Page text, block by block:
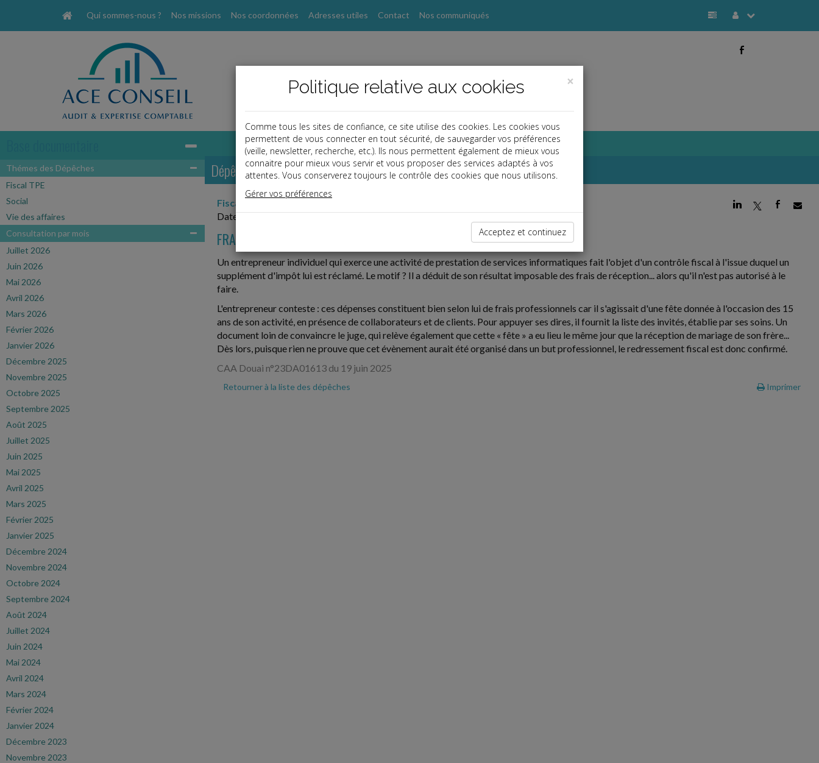
Qui sommes-nous ? Nos missions Nos coordonnées Adresses utiles Contact Nos communiqués
b
Thémes des Dépêches
Fiscal TPE
Social
Vie des affaires
Consultation par mois
Juillet 2026
Juin 2026
Mai 2026
Avril 2026
Mars 2026
Février 2026
Janvier 2026
Décembre 2025
Novembre 2025
Octobre 2025
Septembre 2025
Août 2025
Juillet 2025
Juin 2025
Mai 2025
Avril 2025
Mars 2025
Février 2025
Janvier 2025
Décembre 2024
Novembre 2024
Octobre 2024
Septembre 2024
Août 2024
Juillet 2024
Juin 2024
Mai 2024
Avril 2024
Mars 2024
Février 2024
Janvier 2024
Décembre 2023
Novembre 2023
Dépêches
j a b
Fiscal TPE
Date: 2025-09-25
FRAIS DE RÉCEPTION
Un entrepreneur individuel qui exerce une activité de prestation de services informatiques fait l'objet d'un contrôle fiscal à l'issue duquel un
supplément d'impôt lui est réclamé. Le motif ? Il a déduit de son résultat imposable des frais de réception... alors qu'il n'est pas autorisé à le
faire.
L'entrepreneur conteste : ces dépenses constituent bien selon lui de frais professionnels car il s'agissait d'une fête donnée à l'occasion des 15
ans de son activité, en présence de collaborateurs et de clients. Pour appuyer ses dires, il fournit la liste des invités, établie par ses soins. Un
document loin de convaincre le juge, qui relève également que cette « fête » a eu lieu le même jour que la réception de mariage de son frère...
Dès lors, puisque rien ne prouve que cet évènement aurait été organisé dans un but professionnel, le redressement fiscal est donc confirmé.
CAA Douai n°23DA01613 du 19 juin 2025
Retourner à la liste des dépêches Imprimer
×
Politique relative aux cookies
Comme tous les sites de confiance, ce site utilise des cookies. Les cookies vous
permettent de vous connecter en tout sécurité, de sauvegarder vos préférences
(veille, newsletter, recherche, etc.). Ils nous permettent également de mieux vous
connaitre pour mieux vous servir et vous proposer des services adaptés à vos
attentes. Vous conserverez toujours le contrôle des cookies que nous utilisons.
Gérer vos préférences
Acceptez et continuez